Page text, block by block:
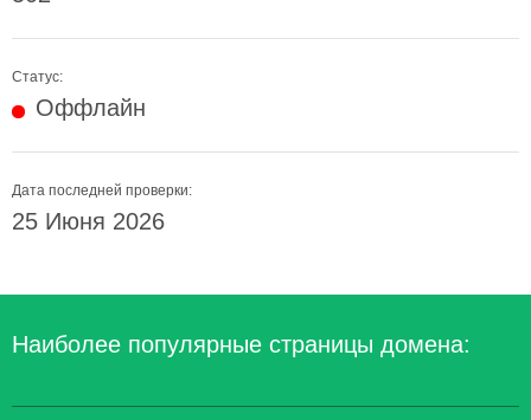
Статус:
Оффлайн
Дата последней проверки:
25 Июня 2026
Наиболее популярные страницы домена: